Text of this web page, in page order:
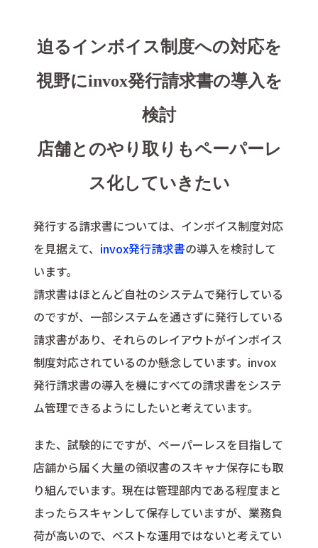
迫るインボイス制度への対応を
視野にinvox発行請求書の導入を
検討
店舗とのやり取りもペーパーレ
ス化していきたい
発行する請求書については、インボイス制度対応
を見据えて、 invox発行請求書の導入を検討して
います。
請求書はほとんど自社のシステムで発行している
のですが、一部システムを通さずに発行している
請求書があり、それらのレイアウトがインボイス
制度対応されているのか懸念しています。invox
発行請求書の導入を機にすべての請求書をシステ
ム管理できるようにしたいと考えています。
また、試験的にですが、ペーパーレスを目指して
店舗から届く大量の領収書のスキャナ保存にも取
り組んでいます。現在は管理部内である程度まと
まったらスキャンして保存していますが、業務負
荷が高いので、ベストな運用ではないと考えてい